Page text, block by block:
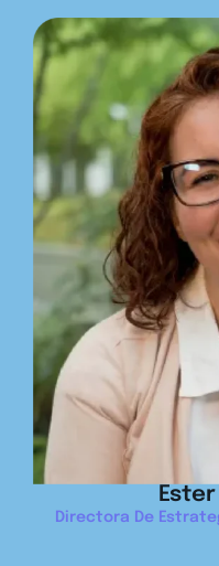
Directora De